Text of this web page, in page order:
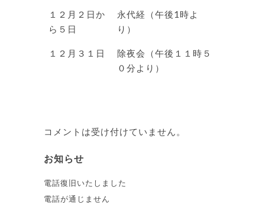
１２月２日か
ら５日
永代経（午後1時よ
り）
１２月３１日
除夜会（午後１１時５
０分より）
コメントは受け付けていません。
お知らせ
電話復旧いたしました
電話が通じません